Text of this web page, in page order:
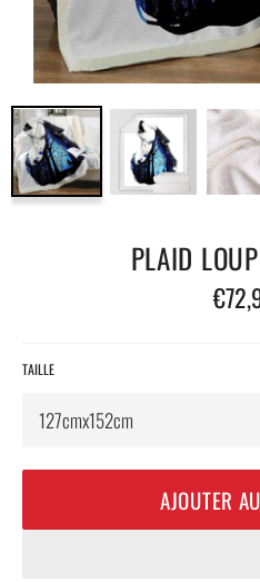
PLAID
Prix
régulier
TAILLE
AJOUTER